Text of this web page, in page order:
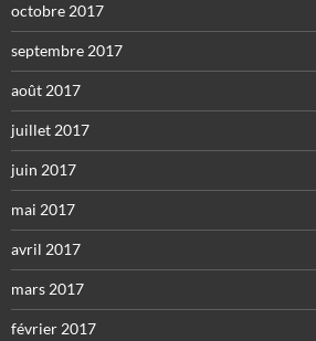
octobre 2017
septembre 2017
août 2017
juillet 2017
juin 2017
mai 2017
avril 2017
mars 2017
février 2017